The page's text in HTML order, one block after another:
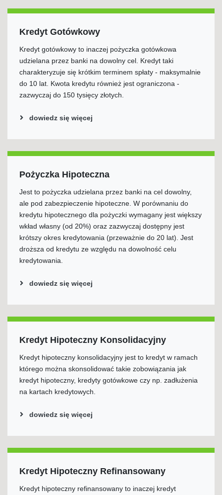
Kredyt Gotówkowy
Kredyt gotówkowy to inaczej pożyczka gotówkowa
udzielana przez banki na dowolny cel. Kredyt taki
charakteryzuje się krótkim terminem spłaty - maksymalnie
do 10 lat. Kwota kredytu również jest ograniczona -
zazwyczaj do 150 tysięcy złotych.
dowiedz się więcej
Pożyczka Hipoteczna
Jest to pożyczka udzielana przez banki na cel dowolny,
ale pod zabezpieczenie hipoteczne. W porównaniu do
kredytu hipotecznego dla pożyczki wymagany jest większy
wkład własny (od 20%) oraz zazwyczaj dostępny jest
krótszy okres kredytowania (przeważnie do 20 lat). Jest
droższa od kredytu ze względu na dowolność celu
kredytowania.
dowiedz się więcej
Kredyt Hipoteczny Konsolidacyjny
Kredyt hipoteczny konsolidacyjny jest to kredyt w ramach
którego można skonsolidować takie zobowiązania jak
kredyt hipoteczny, kredyty gotówkowe czy np. zadłużenia
na kartach kredytowych.
dowiedz się więcej
Kredyt Hipoteczny Refinansowany
Kredyt hipoteczny refinansowany to inaczej kredyt